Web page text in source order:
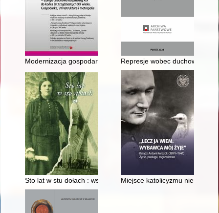
Modernizacja gospodarcza i społeczna II Rzeczypospolitej =
Represje wobec
Sto lat w stu dołach : wspomnienia o rodzinach: Wójcików,
Miejsce katolicyzmu